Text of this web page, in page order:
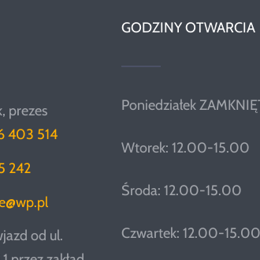
prezes
403 514
242
od ul.
GODZINY OTWARCIA
Poniedziałek
Wtorek: 12.00-15.00
Środa: 12.00-15.00
Czwartek: 12.00-15.00